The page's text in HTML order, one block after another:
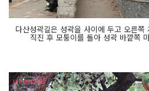
다산성곽길은 성곽을 사이에 두고 오른
직진 후 모퉁이를 돌아 성곽 바깥쪽